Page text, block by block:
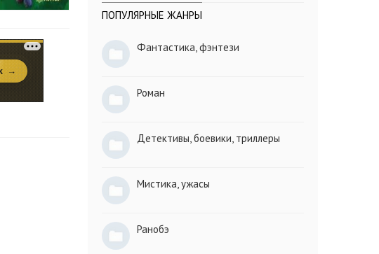
ПОПУЛЯРНЫЕ ЖАНРЫ
Фантастика, фэнтези
Роман
Детективы, боевики, триллеры
Мистика, ужасы
Ранобэ